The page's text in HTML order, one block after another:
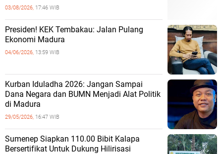
03/08/2026, 17:46 WIB
Presiden! KEK Tembakau: Jalan Pulang
Ekonomi Madura
04/06/2026, 13:59 WIB
Kurban Iduladha 2026: Jangan Sampai
Dana Negara dan BUMN Menjadi Alat Politik
di Madura
29/05/2026, 16:47 WIB
Sumenep Siapkan 110.00 Bibit Kalapa
Bersertifikat Untuk Dukung Hilirisasi